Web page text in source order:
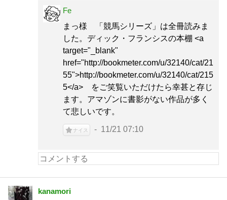
Fe
まっ様 「競馬シリーズ」は全冊読みま
した。ディック・フランシスの本棚 <a
target="_blank"
href="http://bookmeter.com/u/32140/cat/21
55">http://bookmeter.com/u/32140/cat/215
5</a> をご笑覧いただけたら幸甚と存じ
ます。アマゾンに書影がない作品が多く
て悲しいです。
ナイス 11/21 07:10
kanamori